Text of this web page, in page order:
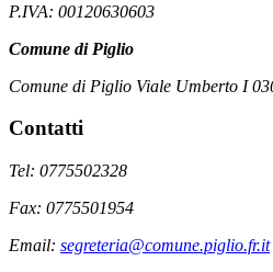
P.IVA: 00120630603
Comune di Piglio
Comune di Piglio Viale Umberto I
Contatti
Tel: 0775502328
Fax: 0775501954
Email: segreteria@comune.piglio.fr.it